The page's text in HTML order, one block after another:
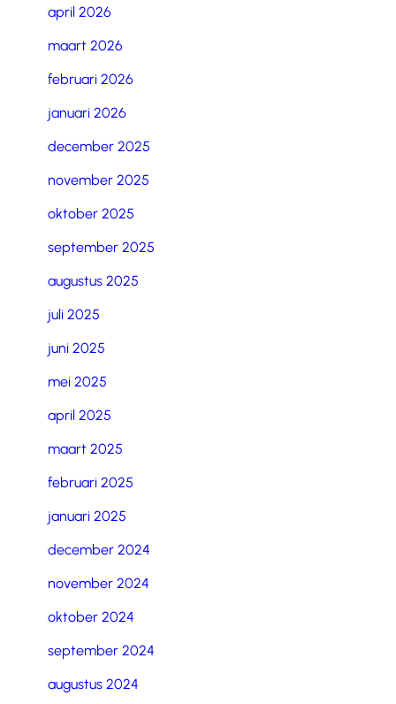
april 2026
maart 2026
februari 2026
januari 2026
december 2025
november 2025
oktober 2025
september 2025
augustus 2025
juli 2025
juni 2025
mei 2025
april 2025
maart 2025
februari 2025
januari 2025
december 2024
november 2024
oktober 2024
september 2024
augustus 2024